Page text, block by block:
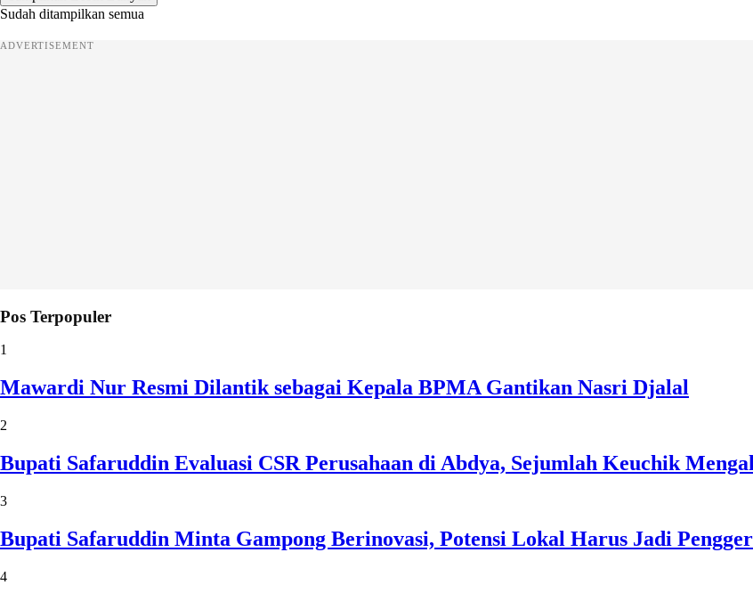
Sudah ditampilkan semua
ADVERTISEMENT
Pos Terpopuler
1
Mawardi Nur Resmi Dilantik sebagai Kepala BPMA Gantikan Nasri Djalal
2
Bupati Safaruddin Evaluasi CSR Perusahaan di Abdya, Sejumlah Keuchik
3
Bupati Safaruddin Minta Gampong Berinovasi, Potensi Lokal Harus Jadi
4